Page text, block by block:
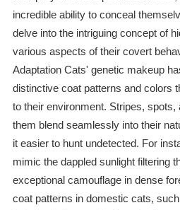
incredible ability to conceal
delve into the intriguing concept of
various aspects of their covert
Adaptation Cats' genetic makeup
distinctive coat patterns and colors
to their environment. Stripes, spots,
them blend seamlessly into their
it easier to hunt undetected. For
mimic the dappled sunlight filtering
exceptional camouflage in dense
coat patterns in domestic cats,